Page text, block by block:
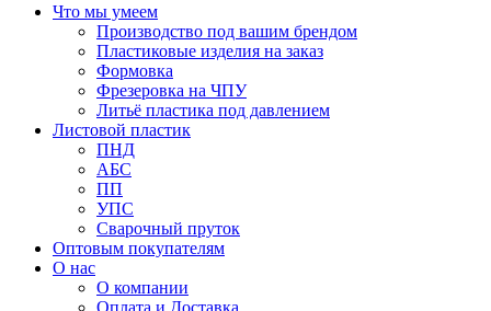
Что мы умеем
Производство под вашим брендом
Пластиковые изделия на заказ
Формовка
Фрезеровка на ЧПУ
Литьё пластика под давлением
Листовой пластик
ПНД
АБС
ПП
УПС
Сварочный пруток
Оптовым покупателям
О нас
О компании
Оплата и Доставка